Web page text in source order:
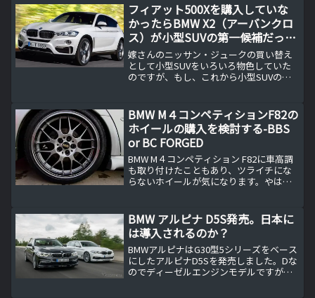
フィアット500Xを購入していな
かったらBMW X2（アーバンクロ
ス）が小型SUVの第一候補だった
かも
嫁さんのニッサン・ジュークの買い替え
として小型SUVをいろいろ物色していた
のですが、もし、これから小型SUVの購
BMWX2(アーバンクロス）の一騎打ち両車
ともに...
BMW M４コンペティションF82の
ホイールの購入を検討する-BBS
or BC FORGED
BMW M４コンペティション F82に車高調
も取り付けたこともあり、ツライチにな
らないホイールが気になります。やは
ホイールもお気に入りこちらの記事の通
りKW P...
BMW アルピナ D5S発売。日本に
は導入されるのか？
BMWアルピナはG30型5シリーズをベース
にしたアルピナD5Sを発売しました。Dな
のでディーゼルエンジンモデルですが日